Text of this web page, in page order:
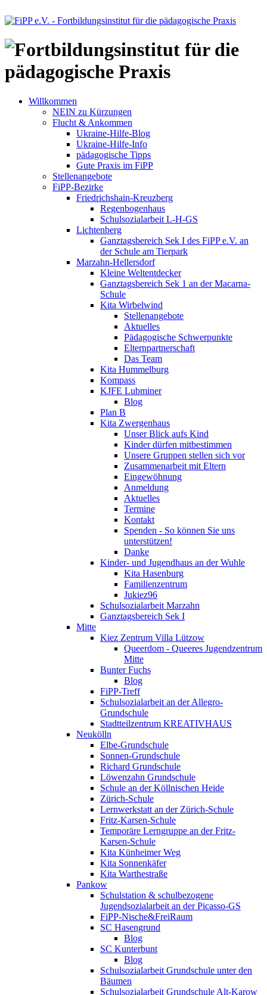
Willkommen
NEIN zu Kürzungen
Flucht & Ankommen
Ukraine-Hilfe-Blog
Ukraine-Hilfe-Info
pädagogische Tipps
Gute Praxis im FiPP
Stellenangebote
FiPP-Bezirke
Friedrichshain-Kreuzberg
Regenbogenhaus
Schulsozialarbeit L-H-GS
Lichtenberg
Ganztagsbereich Sek I des FiPP e.V. an
der Schule am Tierpark
Marzahn-Hellersdorf
Kleine Weltentdecker
Ganztagsbereich Sek 1 an der Macarna-
Schule
Kita Wirbelwind
Stellenangebote
Aktuelles
Pädagogische Schwerpunkte
Elternpartnerschaft
Das Team
Kita Hummelburg
Kompass
KJFE Lubminer
Blog
Plan B
Kita Zwergenhaus
Unser Blick aufs Kind
Kinder dürfen mitbestimmen
Unsere Gruppen stellen sich vor
Zusammenarbeit mit Eltern
Eingewöhnung
Anmeldung
Aktuelles
Termine
Kontakt
Spenden - So können Sie uns
unterstützen!
Danke
Kinder- und Jugendhaus an der Wuhle
Kita Hasenburg
Familienzentrum
Jukiez96
Schulsozialarbeit Marzahn
Ganztagsbereich Sek I
Mitte
Kiez Zentrum Villa Lützow
Queerdom - Queeres Jugendzentrum
Mitte
Bunter Fuchs
Blog
FiPP-Treff
Schulsozialarbeit an der Allegro-
Grundschule
Stadtteilzentrum KREATIVHAUS
Neukölln
Elbe-Grundschule
Sonnen-Grundschule
Richard Grundschule
Löwenzahn Grundschule
Schule an der Köllnischen Heide
Zürich-Schule
Lernwerkstatt an der Zürich-Schule
Fritz-Karsen-Schule
Temporäre Lerngruppe an der Fritz-
Karsen-Schule
Kita Künheimer Weg
Kita Sonnenkäfer
Kita Warthestraße
Pankow
Schulstation & schulbezogene
Jugendsozialarbeit an der Picasso-GS
FiPP-Nische&FreiRaum
SC Hasengrund
Blog
SC Kunterbunt
Blog
Schulsozialarbeit Grundschule unter den
Bäumen
Schulsozialarbeit Grundschule Alt-Karow